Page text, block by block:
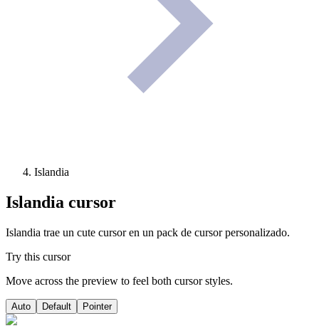
Islandia
Islandia cursor
Islandia trae un cute cursor en un pack de cursor personalizado.
Try this cursor
Move across the preview to feel both cursor styles.
Auto Default Pointer